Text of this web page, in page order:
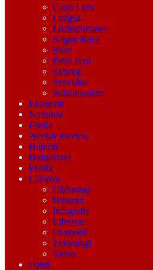
Gayo Lues
Langsa
Lhokseumawe
Nagan Raya
Pidie
Pidie Jaya
Sabang
Simeulue
Subulussalam
Ekonomi
Nasional
Dunia
Weekly Review
Hukum
Humaniora
Politik
Lainnya
Olaharaga
Hiburan
Infografis
Lifestyle
Otomotif
Teknologi
Video
Opini